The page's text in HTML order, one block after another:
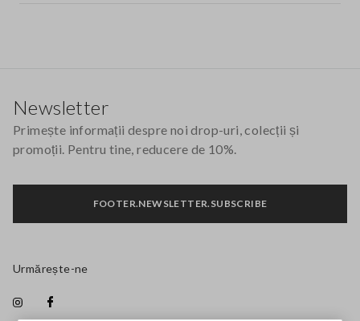
Newsletter
Primește informații despre noi drop-uri, colecții și
promoții. Pentru tine, reducere de 10%.
FOOTER.NEWSLETTER.SUBSCRIBE
Urmărește-ne